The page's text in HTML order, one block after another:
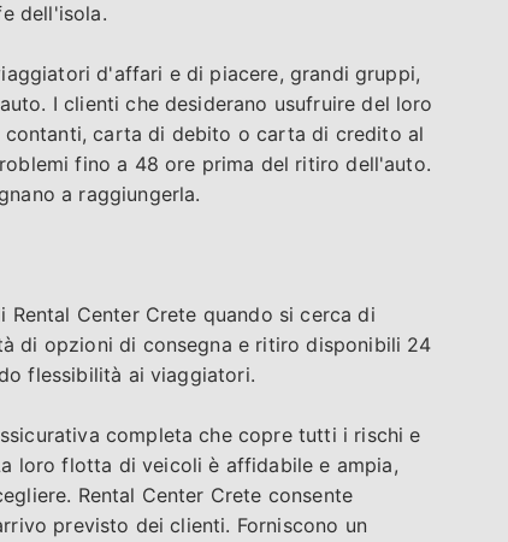
dell'isola.
d'affari e di piacere, grandi gruppi,
I clienti che desiderano usufruire del loro
carta di debito o carta di credito al
fino a 48 ore prima del ritiro dell'auto.
a raggiungerla.
Center Crete quando si cerca di
di opzioni di consegna e ritiro disponibili 24
flessibilità ai viaggiatori.
completa che copre tutti i rischi e
loro flotta di veicoli è affidabile e ampia,
Rental Center Crete consente
previsto dei clienti. Forniscono un